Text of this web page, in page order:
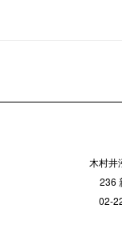
木村井
236
02-